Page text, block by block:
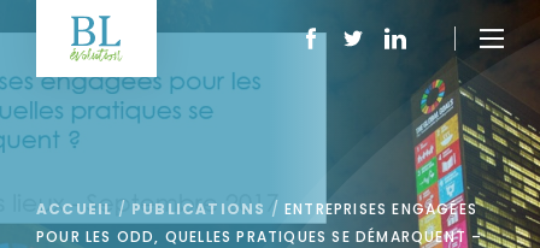
ACCUEIL / PUBLICATIONS /ENTREPRISES ENGAGÉES
POUR LES ODD, QUELLES PRATIQUES SE DÉMARQUENT –